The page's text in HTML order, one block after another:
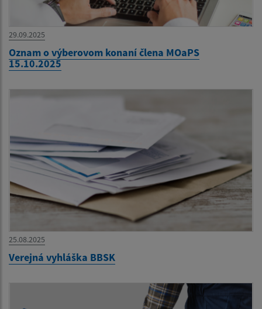
29.09.2025
Oznam o výberovom konaní člena MOaPS
15.10.2025
25.08.2025
Verejná vyhláška BBSK